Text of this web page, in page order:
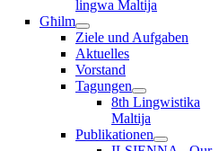
lingwa Maltija
Għilm
Ziele und Aufgaben
Aktuelles
Vorstand
Tagungen
8th Lingwistika
Maltija
Publikationen